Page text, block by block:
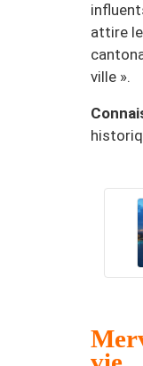
attire
ville ».